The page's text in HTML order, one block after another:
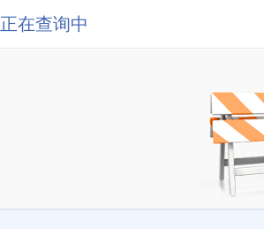
正在查询中